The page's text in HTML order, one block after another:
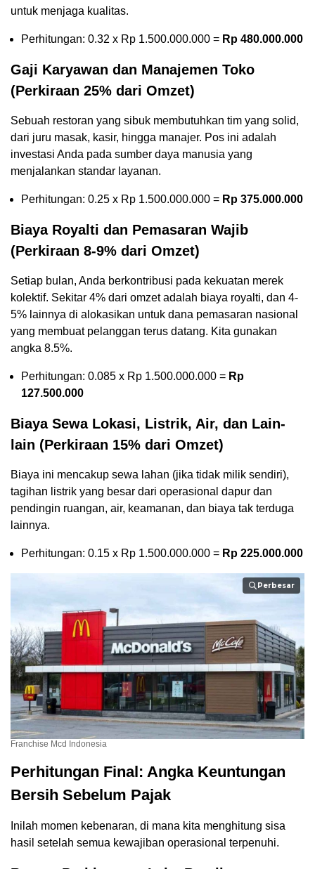
untuk menjaga kualitas.
Perhitungan: 0.32 x Rp 1.500.000.000 = Rp 480.000.000
Gaji Karyawan dan Manajemen Toko
(Perkiraan 25% dari Omzet)
Sebuah restoran yang sibuk membutuhkan tim yang solid,
dari juru masak, kasir, hingga manajer. Pos ini adalah
investasi Anda pada sumber daya manusia yang
menjalankan standar layanan.
Perhitungan: 0.25 x Rp 1.500.000.000 = Rp 375.000.000
Biaya Royalti dan Pemasaran Wajib
(Perkiraan 8-9% dari Omzet)
Setiap bulan, Anda berkontribusi pada kekuatan merek
kolektif. Sekitar 4% dari omzet adalah biaya royalti, dan 4-
5% lainnya di alokasikan untuk dana pemasaran nasional
yang membuat pelanggan terus datang. Kita gunakan
angka 8.5%.
Perhitungan: 0.085 x Rp 1.500.000.000 = Rp
127.500.000
Biaya Sewa Lokasi, Listrik, Air, dan Lain-
lain (Perkiraan 15% dari Omzet)
Biaya ini mencakup sewa lahan (jika tidak milik sendiri),
tagihan listrik yang besar dari operasional dapur dan
pendingin ruangan, air, keamanan, dan biaya tak terduga
lainnya.
Perhitungan: 0.15 x Rp 1.500.000.000 = Rp 225.000.000
Perbesar
Franchise Mcd Indonesia
Perhitungan Final: Angka Keuntungan
Bersih Sebelum Pajak
Inilah momen kebenaran, di mana kita menghitung sisa
hasil setelah semua kewajiban operasional terpenuhi.